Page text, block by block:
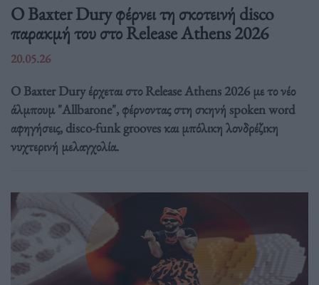
Ο Baxter Dury φέρνει τη σκοτεινή disco
παρακμή του στο Release Athens 2026
20.05.26
Ο Baxter Dury έρχεται στο Release Athens 2026 με το νέο
άλμπουμ "Allbarone", φέρνοντας στη σκηνή spoken word
αφηγήσεις, disco-funk grooves και μπόλικη λονδρέζικη
νυχτερινή μελαγχολία.